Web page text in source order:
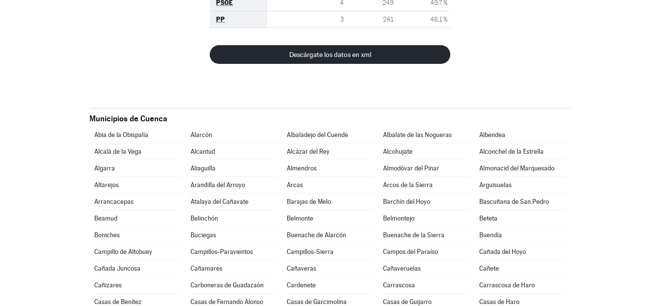
PSOE 4 249 49,7 %
PP 3 241 48,1 %
Descárgate los datos en xml
Municipios de Cuenca
Abia de la Obispalía Alarcón Albaladejo del Cuende Albalate de las Nogueras Albendea
Alcalá de la Vega Alcantud Alcázar del Rey Alcohujate Alconchel de la Estrella
Algarra Aliaguilla Almendros Almodóvar del Pinar Almonacid del Marquesado
Altarejos Arandilla del Arroyo Arcas Arcos de la Sierra Arguisuelas
Arrancacepas Atalaya del Cañavate Barajas de Melo Barchín del Hoyo Bascuñana de San Pedro
Beamud Belinchón Belmonte Belmontejo Beteta
Boniches Buciegas Buenache de Alarcón Buenache de la Sierra Buendía
Campillo de Altobuey Campillos-Paravientos Campillos-Sierra Campos del Paraíso Cañada del Hoyo
Cañada Juncosa Cañamares Cañaveras Cañaveruelas Cañete
Cañizares Carboneras de Guadazaón Cardenete Carrascosa Carrascosa de Haro
Casas de Benítez Casas de Fernando Alonso Casas de Garcimolina Casas de Guijarro Casas de Haro